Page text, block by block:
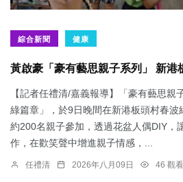
綜合新聞 健康
黃啟豪「豪有藝思親子系列」 新港
【記者任禮清/嘉義報導】「豪有藝思親
綠篇章」，於9日晚間在新港板頭村春波
約200名親子參加，透過花盆人偶DIY，
作，在歡笑聲中增進親子情感，...
任禮清 2026年八月09日 46 觀看